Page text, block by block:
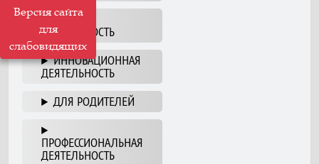
Версия сайта
для
слабовидящих
НАША
ДЕЯТЕЛЬНОСТЬ
ИННОВАЦИОННАЯ
ДЕЯТЕЛЬНОСТЬ
ДЛЯ РОДИТЕЛЕЙ
ПРОФЕССИОНАЛЬНАЯ
ДЕЯТЕЛЬНОСТЬ